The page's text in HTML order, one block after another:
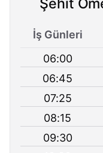
Şehit
İş Günleri
06:00
06:45
07:25
08:15
09:30